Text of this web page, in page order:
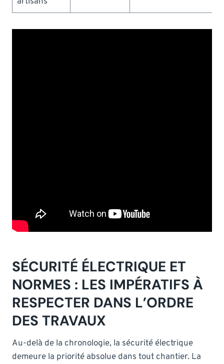
SÉCURITÉ ÉLECTRIQUE ET
NORMES : LES IMPÉRATIFS À
RESPECTER DANS L’ORDRE
DES TRAVAUX
Au-delà de la chronologie, la sécurité électrique
demeure la priorité absolue dans tout chantier. La